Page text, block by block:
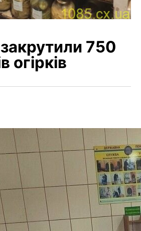
закрутили 750
огірків
установи та
безперебійного, повноцінного
засуджених та ув’язнених, які
установі «Маневицька